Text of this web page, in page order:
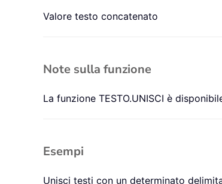
Valore testo concatenato
Note sulla funzione
La funzione TESTO.UNISCI è
Esempi
Unisci testi con un determinato